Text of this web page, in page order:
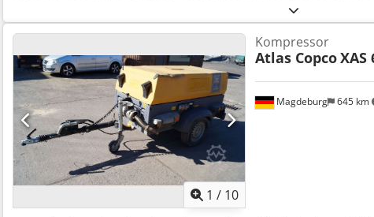
1 / 10
Magdeburg 645 km
Kompressor
Atlas CopcoXAS